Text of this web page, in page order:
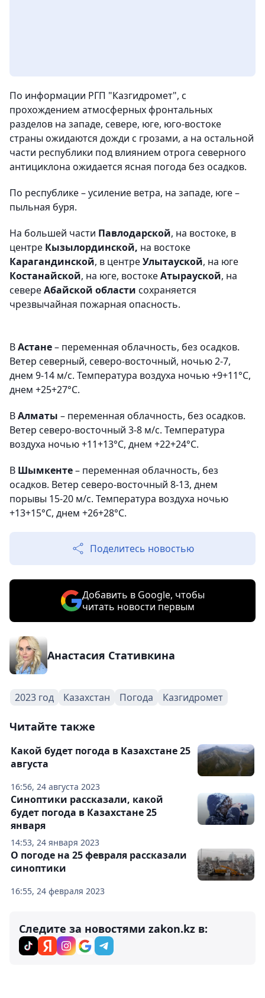
По информации РГП "Казгидромет", с
прохождением атмосферных фронтальных
разделов на западе, севере, юге, юго-востоке
страны ожидаются дожди с грозами, а на остальной
части республики под влиянием отрога северного
антициклона ожидается ясная погода без осадков.
По республике – усиление ветра, на западе, юге –
пыльная буря.
На большей части Павлодарской, на востоке, в
центре Кызылординской, на востоке
Карагандинской, в центреУлытауской, на юге
Костанайской, на юге, востокеАтырауской, на
севереАбайской области сохраняется
чрезвычайная пожарная опасность.
ВАстане– переменная облачность, без осадков.
Ветер северный, северо-восточный, ночью 2-7,
днем 9-14 м/с. Температура воздуха ночью +9+11°С,
днем +25+27°С.
ВАлматы – переменная облачность, без осадков.
Ветер северо-восточный 3-8 м/с. Температура
воздуха ночью +11+13°С, днем +22+24°С.
В Шымкенте– переменная облачность, без
осадков. Ветер северо-восточный 8-13, днем
порывы 15-20 м/с. Температура воздуха ночью
+13+15°С, днем +26+28°С.
Поделитесь новостью
Добавить в Google, чтобы
читать новости первым
Анастасия Стативкина
2023 год Казахстан Погода Казгидромет
Читайте также
16:56, 24 августа 2023
Какой будет погода в Казахстане 25
августа
14:53, 24 января 2023
Синоптики рассказали, какой
будет погода в Казахстане 25
января
16:55, 24 февраля 2023
О погоде на 25 февраля рассказали
синоптики
Следите за новостями zakon.kz в: